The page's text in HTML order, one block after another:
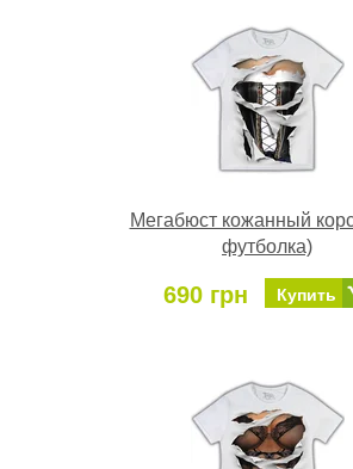
Мегабюст кожанный
футболка)
690 грн Купить